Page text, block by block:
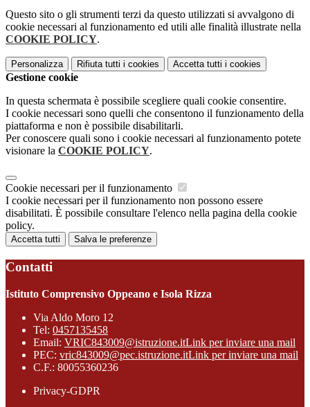
Questo sito o gli strumenti terzi da questo utilizzati si avvalgono di
cookie necessari al funzionamento ed utili alle finalità illustrate nella
COOKIE POLICY.
Personalizza Rifiuta tutti i cookies Accetta tutti i cookies
Gestione cookie
In questa schermata è possibile scegliere quali cookie consentire.
I cookie necessari sono quelli che consentono il funzionamento della
piattaforma e non è possibile disabilitarli.
Per conoscere quali sono i cookie necessari al funzionamento potete
visionare la COOKIE POLICY.
Cookie necessari per il funzionamento
I cookie necessari per il funzionamento non possono essere
disabilitati. È possibile consultare l'elenco nella pagina della cookie
policy.
Accetta tutti Salva le preferenze
Contatti
Istituto Comprensivo Oppeano e Isola Rizza
Via Aldo Moro 12
Tel: 0457135458
Email: VRIC843009@istruzione.itLink per inviare una mail
PEC: vric843009@pec.istruzione.itLink per inviare una mail
C.F.: 80055360236
Privacy-GDPR